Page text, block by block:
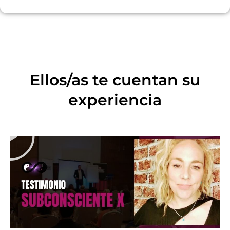
Ellos/as te cuentan su
experiencia